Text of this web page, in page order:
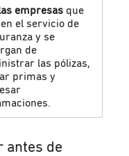
empresas que
el servicio de
y se
de
las pólizas,
primas y
antes de